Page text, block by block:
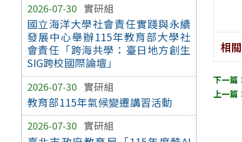
2026-07-30 實研組
國立海洋大學社會責任實踐與永續
發展中心舉辦115年教育部大學社
會責任「跨海共學：臺日地方創生
SIG跨校國際論壇」
2026-07-30 實研組
教育部115年氣候變遷講習活動
2026-07-30 實研組
相